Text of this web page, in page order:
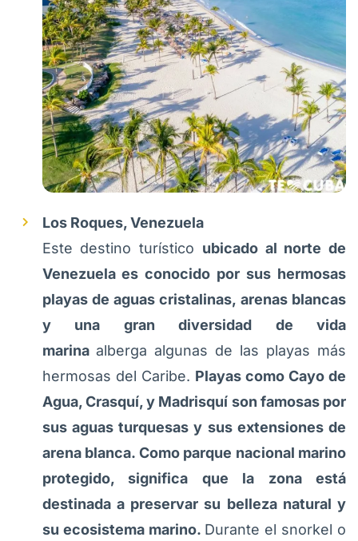
Los Roques, Venezuela
Este destino turístico ubicado al norte de
Venezuela es conocido por sus hermosas
playas de aguas cristalinas, arenas blancas
y una gran diversidad de vida
marina alberga algunas de las playas más
hermosas del Caribe. Playas como Cayo de
Agua, Crasquí, y Madrisquí son famosas por
sus aguas turquesas y sus extensiones de
arena blanca. Como parque nacional marino
protegido, significa que la zona está
destinada a preservar su belleza natural y
su ecosistema marino. Durante el snorkel o